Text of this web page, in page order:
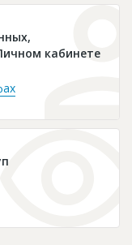
кабинете